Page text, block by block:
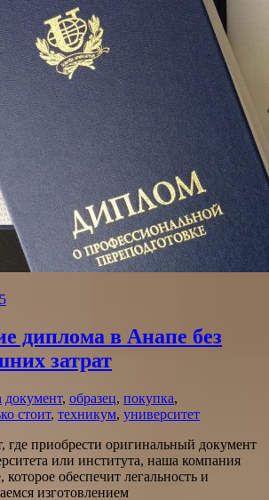
диплома в Анапе без
затрат
документ, образец, покупка,
стоит, техникум, университет
где приобрести оригинальный документ
или института, наша компания
которое обеспечит легальность и
изготовлением